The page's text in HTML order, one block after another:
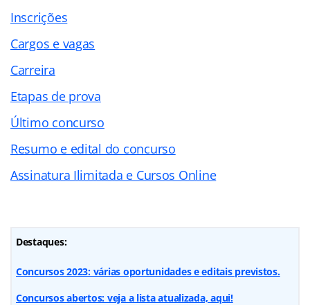
Inscrições
Cargos e vagas
Carreira
Etapas de prova
Último concurso
Resumo e edital do concurso
Assinatura Ilimitada e Cursos Online
Destaques:
Concursos 2023: várias oportunidades e editais previstos.
Concursos abertos: veja a lista atualizada, aqui!